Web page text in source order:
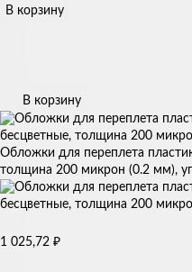
В корзину
В корзину
Обложки для переплета
толщина 200 микрон (0.2 мм),
1 025,72 ₽